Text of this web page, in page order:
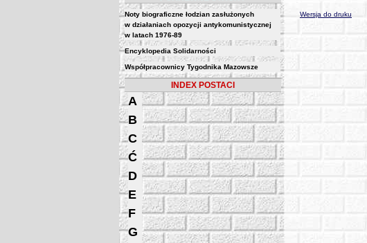
Noty biograficzne łodzian zasłużonych
w działaniach opozycji antykomunistycznej
w latach 1976-89
Encyklopedia Solidarności
Współpracownicy Tygodnika Mazowsze
INDEX POSTACI
A
B
C
Ć
D
E
F
G
Wersja do druku